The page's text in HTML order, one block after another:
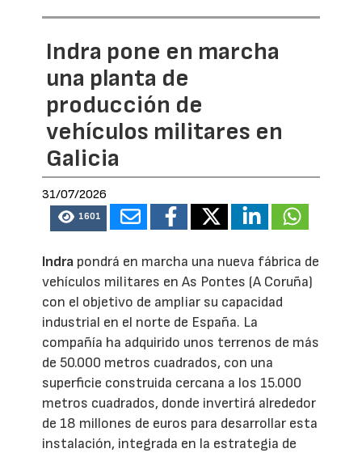
Indra pone en marcha
una planta de
producción de
vehículos militares en
Galicia
31/07/2026
1601
Indra pondrá en marcha una nueva fábrica de
vehículos militares en As Pontes (A Coruña)
con el objetivo de ampliar su capacidad
industrial en el norte de España. La
compañía ha adquirido unos terrenos de más
de 50.000 metros cuadrados, con una
superficie construida cercana a los 15.000
metros cuadrados, donde invertirá alrededor
de 18 millones de euros para desarrollar esta
instalación, integrada en la estrategia de